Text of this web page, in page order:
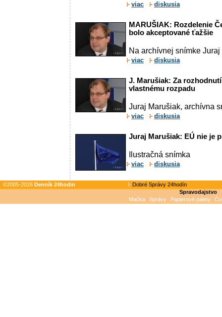
viac diskusia
MARUŠIAK: Rozdelenie
bolo akceptované ťažšie
Na archívnej snímke Juraj
viac diskusia
J. Marušiak: Za
vlastnému rozpadu
Juraj Marušiak, archívna
viac diskusia
Juraj Marušiak: EÚ nie je
Ilustračná snímka
viac diskusia
©2005-2026 Denník 24hodin
Dobré Správy 24hodín
Spravodajstvo
Mačka
Správy Papierové palety